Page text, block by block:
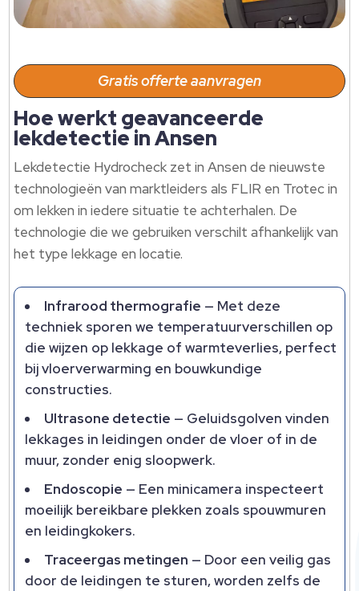
Gratis offerte aanvragen
Hoe werkt geavanceerde
lekdetectie in Ansen
Lekdetectie Hydrocheck zet in Ansen de nieuwste
technologieën van marktleiders als FLIR en Trotec in
om lekken in iedere situatie te achterhalen.​ De
technologie die we gebruiken verschilt afhankelijk van
het type lekkage en locatie.​
Infrarood thermografie — Met deze
techniek sporen we temperatuurverschillen op
die wijzen op lekkage of warmteverlies, perfect
bij vloerverwarming en bouwkundige
constructies.​
Ultrasone detectie — Geluidsgolven vinden
lekkages in leidingen onder de vloer of in de
muur, zonder enig sloopwerk.​
Endoscopie — Een minicamera inspecteert
moeilijk bereikbare plekken zoals spouwmuren
en leidingkokers.​
Traceergas metingen — Door een veilig gas
door de leidingen te sturen, worden zelfs de